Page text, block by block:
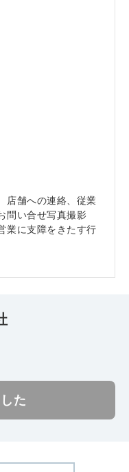
店舗への連絡、従業
問い合せ写真撮影
業に支障をきたす行
た